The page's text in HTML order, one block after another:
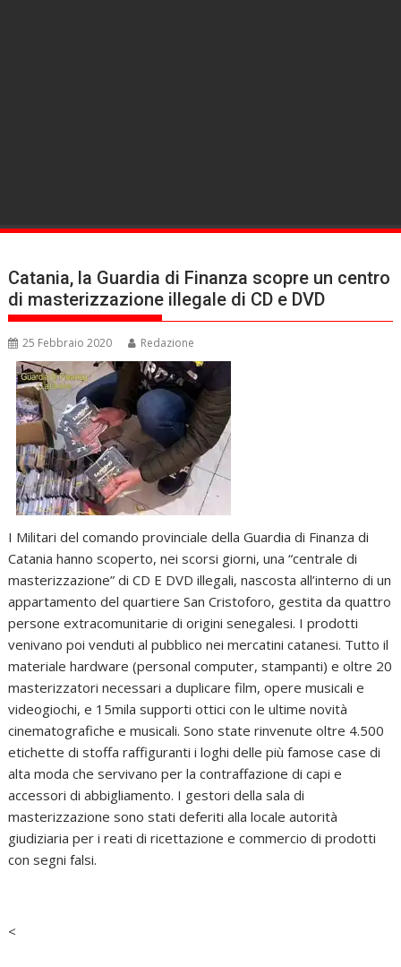
Catania, la Guardia di Finanza scopre un centro
di masterizzazione illegale di CD e DVD
25 Febbraio 2020 Redazione
I Militari del comando provinciale della Guardia di Finanza di
Catania hanno scoperto, nei scorsi giorni, una “centrale di
masterizzazione” di CD E DVD illegali, nascosta all’interno di un
appartamento del quartiere San Cristoforo, gestita da quattro
persone extracomunitarie di origini senegalesi. I prodotti
venivano poi venduti al pubblico nei mercatini catanesi. Tutto il
materiale hardware (personal computer, stampanti) e oltre 20
masterizzatori necessari a duplicare film, opere musicali e
videogiochi, e 15mila supporti ottici con le ultime novità
cinematografiche e musicali. Sono state rinvenute oltre 4.500
etichette di stoffa raffiguranti i loghi delle più famose case di
alta moda che servivano per la contraffazione di capi e
accessori di abbigliamento. I gestori della sala di
masterizzazione sono stati deferiti alla locale autorità
giudiziaria per i reati di ricettazione e commercio di prodotti
con segni falsi.
<